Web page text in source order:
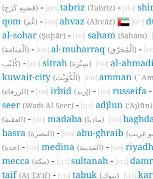
(قَصَبِهِ كَرَج) -483 tabriz (Tabrīz) -484
qom (غُم) -486 ahvaz (Ahvāz) 487
al-sohar (Şuḩār) -489 saham (Saham)
(اَلْمَنَامَة) -491 al-muharraq (اَلْمُحَرَّق) -
كُلَيْب) -493 sitrah (سِتْرَة) 494 al-
kuwait-city (اَلْكُوَيْت) 496 amman
(الزرقاء) -498 irbid (إربد) -499 russeifa
seer (Wadi Al Seer) -501 adjlun (‘Ajlūn)
(العقبة) -503 madaba (مادبا) 504
basra (البصرة) -506 abu-ghraib
(جدة) -508 medina (المدينة) -509 riyadh
mecca (مكة) -511 sultanah -512
taif (Aţ Ţā’if) -514 tabuk (تبوك) 515